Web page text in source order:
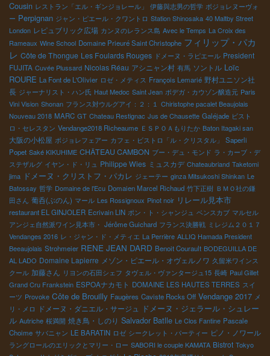
Cousin レストラン「エル・ギンジョレール」 伊藤與志男の哲学 ボジョレヌーヴォ
ー Perpignan ジャン・ピエール・クワントロ Station Shinosaka 40 Maltby Street
London レピュブリック広場 カンヌのレランス島 Avec le Temps La Croix des
Rameaux Wine School Domaine Prieuré Saint Christophe フィリップ・パカ
レ Côte de Thongue Les Foulards Rouges ドメーヌ・ラピエール President
FUJITA Cuvée Plussard Nicolas Réau アシニャン村 有馬 ソントル Loïc
ROURE La Font de L'Olivier ロゼ・メティス François Lemarié 野村ユニソン社
長 ジャーナリスト・ハン氏 Haut Medoc Saint Jean ボデガ・カウゾン醸造元 Paris
Vini Vision Shonan フランス対ウルグアイ：２：１ Chiristophe pacalet Beaujolais
Nouveau 2018 MARC GT Chateau Restignac Jus de Chausette Galéjade ビスト
ロ・セレスタン Vendange2018 Richeaume ＥＳＰＯＡもりたか Baton Itagaki san
大阪の小松屋 ボジョレフェアー カフェ・ビストロ「ル・クリスタル」
Saperli
Popet Saké KIKUHIME CHÂTEAU CAMBON ブー・デュ・モンド ラ・カーブ・デ
ステザルグ イヤン・ド・リュ Philippe Wies ミュスカデ Chateaubriand Taketomi
jima ドメーヌ・クリストフ・パカレ ジェーテー ginza Mitsukoshi Shinkan Le
Batossay 哲学 Domaine de l'Ecu Domaien Marcel Richaud 竹下正樹 ＢＭＯ社の鎌
田さん 葡呑(ぶのん) マール Les Rossignoux Pinot noir リレール見本市
restaurant EL GINJOLER Ecrivain LIN ポン・ト・シャンジュ ベンスカブ マルセル
アンジェ自然派ワイン見本市・ Jérôme Guichard フランス決勝戦 ミレジム２０１７
Vendanges 2016 レ・ジャン・ド・メティエ La Perrière ALLIQ Hamada President
Beeaujolais Strohmeier RENE JEAN DARD Benoit Courault BODEGUILLA DE
AL LADO Domaine Lapierre メゾン・ピエール・オヴェルノワ 久留米ワインス
クール 加藤さん リヨンの石田シェフ タヴェル・ヴァンタージュ15 長崎 Paul Gillet
Grand Cru Frankstein ESPOAナカモト DOMAINE LES HAUTES TERRES スイ
ーツ Provoke Côte de Brouilly Faugères Caviste Rocks Off Vendange 2017 メ
リ・メロ
ドメーヌ・ダニエル・サージュ
ドメーヌ・ジェラール・シュレー
ル Autriche 桜満開 焼き鳥・しのり Salvador Batlle Le Clos Fantine Pascale
Choime サバニャン LE BARATIN ロゼ シークレット・パーティー ピノ・ノワール
ラングロールのエリックとマリー・ロー SABORI le couple KAMATA Bistrot Tokyo